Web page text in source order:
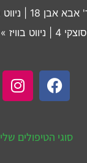
| ניווט בוויז »
בוויז »
סוגי הטיפולים שלי